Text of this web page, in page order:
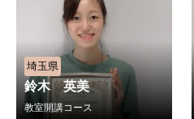
埼玉県
鈴木 英美
教室開講コース